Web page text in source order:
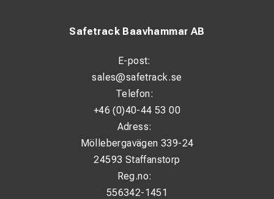
Safetrack Baavhammar AB
E-post:
sales@safetrack.se
Telefon:
+46 (0)40-44 53 00
Adress:
Möllebergavägen 339-24
24593 Staffanstorp
Reg.no:
556342-1451